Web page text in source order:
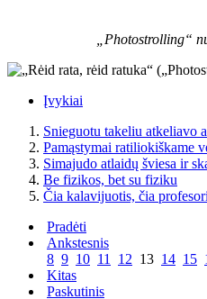
„Photostrolling“
Įvykiai
Snieguotu takeliu atkeliavo
Pamąstymai ratiliokiškame
Simajudo atlaidų šviesa ir
Be fizikos, bet su fiziku
Čia kalavijuotis, čia
Pradėti
Ankstesnis
8 9 10 11 12 13 14 15
Kitas
Paskutinis